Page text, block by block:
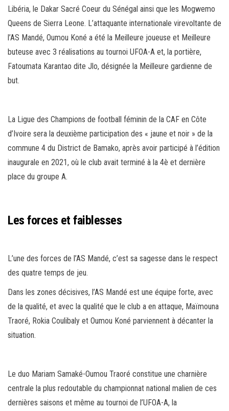
Libéria, le Dakar Sacré Coeur du Sénégal ainsi que les Mogwemo
Queens de Sierra Leone. L’attaquante internationale virevoltante de
l’AS Mandé, Oumou Koné a été la Meilleure joueuse et Meilleure
buteuse avec 3 réalisations au tournoi UFOA-A et, la portière,
Fatoumata Karantao dite Jlo, désignée la Meilleure gardienne de
but.
La Ligue des Champions de football féminin de la CAF en Côte
d’Ivoire sera la deuxième participation des « jaune et noir » de la
commune 4 du District de Bamako, après avoir participé à l’édition
inaugurale en 2021, où le club avait terminé à la 4è et dernière
place du groupe A.
Les forces et faiblesses
L’une des forces de l’AS Mandé, c’est sa sagesse dans le respect
des quatre temps de jeu.
Dans les zones décisives, l’AS Mandé est une équipe forte, avec
de la qualité, et avec la qualité que le club a en attaque, Maïmouna
Traoré, Rokia Coulibaly et Oumou Koné parviennent à décanter la
situation.
Le duo Mariam Samaké-Oumou Traoré constitue une charnière
centrale la plus redoutable du championnat national malien de ces
dernières saisons et même au tournoi de l’UFOA-A, la